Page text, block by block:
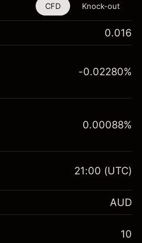
est disponible pour
et les Knock-outs.
CFD Knock-out
0.016
A$1,000.00
-0.02280%
0.00088%
21:00 (UTC)
AUD
10